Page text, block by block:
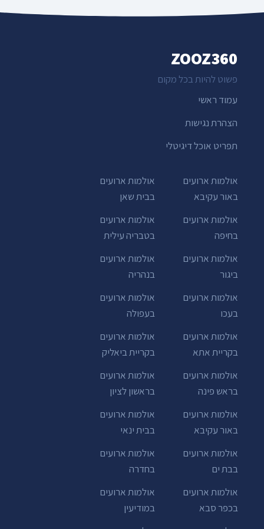
ZOOZ360
פשוט להיות בכל מקום
עמוד ראשי
הצהרת נגישות
תפריט אוכל דיגיטלי
אולמות ארועים
באור עקיבא
אולמות ארועים
בבית שאן
אולמות ארועים
בחיפה
אולמות ארועים
בטבריה עילית
אולמות ארועים
ביגור
אולמות ארועים
בנהריה
אולמות ארועים
בעכו
אולמות ארועים
בעפולה
אולמות ארועים
בקריית אתא
אולמות ארועים
בקריית ביאליק
אולמות ארועים
בראש פינה
אולמות ארועים
בראשון לציון
אולמות ארועים
באור עקיבא
אולמות ארועים
בבית ינאי
אולמות ארועים
בבת ים
אולמות ארועים
בחדרה
אולמות ארועים
בכפר סבא
אולמות ארועים
במודיעין